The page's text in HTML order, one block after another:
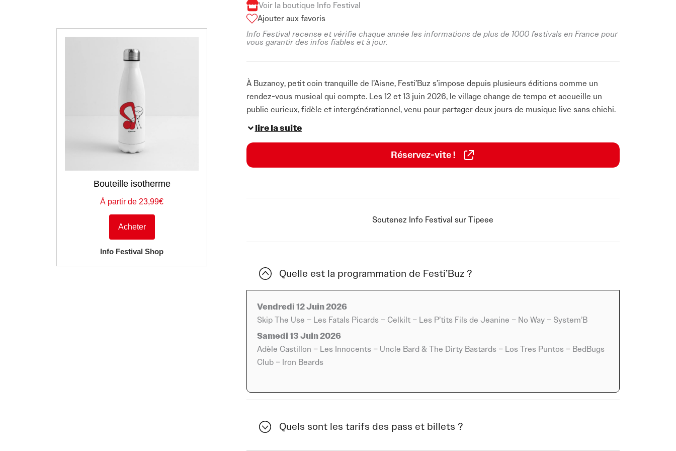
Bouteille isotherme
À partir de 23,99€
Acheter
Info Festival Shop
Voir la boutique Info Festival
Ajouter aux favoris
Info Festival recense et vérifie chaque année les informations de plus de 1000 festivals en France pour
vous garantir des infos fiables et à jour.
À Buzancy, petit coin tranquille de l’Aisne, Festi’Buz s’impose depuis plusieurs éditions comme un
rendez-vous musical qui compte. Les 12 et 13 juin 2026, le village change de tempo et accueille un
public curieux, fidèle et intergénérationnel, venu pour partager deux jours de musique live sans chichi.
Ici, pas de posture ni de tape-à-l’œil : Festi’Buz avance avec une identité claire, portée par une
festivaliers.
formations habituées des grandes scènes comme des terrains plus intimistes. Leur présence confirme
À leurs côtés, Les P’tits Fils de Jeanine et Uncle Bard & The Dirty Bastards apportent une touche
festive assumée, entre humour, second degré et influences venues d’ailleurs. Ces groupes, souvent
énergie. Le public ne vient pas seulement écouter, il vient vivre un moment collectif, porté par des
artistes qui savent créer du lien et provoquer des réactions immédiates.
La programmation 2026 se distingue aussi par un équilibre intéressant entre figures installées et
artistes au parcours plus récent. Adèle Castillon, avec son univers pop affirmé et ses textes directs,
Festi’Buz. Les Innocents, quant à eux, rappellent que certaines chansons traversent les époques sans
perdre leur force. Leur présence donne une dimension supplémentaire au festival, en jouant sur la
lire la suite
Réservez-vite !
Soutenez Info Festival sur Tipeee
Quelle est la programmation de Festi’Buz ?
Vendredi 12 Juin 2026
Skip The Use – Les Fatals Picards – Celkilt – Les P’tits Fils de Jeanine – No Way – System’B
Samedi 13 Juin 2026
Adèle Castillon – Les Innocents – Uncle Bard & The Dirty Bastards – Los Tres Puntos – BedBugs
Club – Iron Beards
Quels sont les tarifs des pass et billets ?